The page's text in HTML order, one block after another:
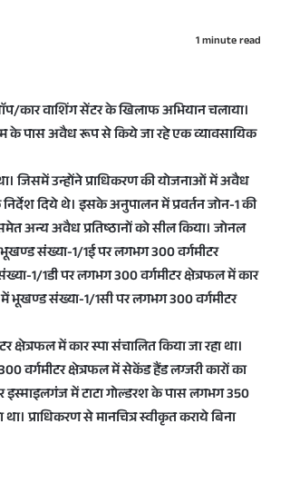
1 minute read
कार वाशिंग सेंटर के खिलाफ अभियान चलाया।
के पास अवैध रूप से किये जा रहे एक व्यावसायिक
जिसमें उन्होंने प्राधिकरण की योजनाओं में अवैध
दिये थे। इसके अनुपालन में प्रवर्तन जोन-1 की
अन्य अवैध प्रतिष्ठानों को सील किया। जोनल
भूखण्ड संख्या-1/1ई पर लगभग 300 वर्गमीटर
1/1डी पर लगभग 300 वर्गमीटर क्षेत्रफल में कार
भूखण्ड संख्या-1/1सी पर लगभग 300 वर्गमीटर
में कार स्पा संचालित किया जा रहा था।
वर्गमीटर क्षेत्रफल में सेकेंड हैंड लग्जरी कारों का
इस्माइलगंज में टाटा गोल्डरश के पास लगभग 350
प्राधिकरण से मानचित्र स्वीकृत कराये बिना